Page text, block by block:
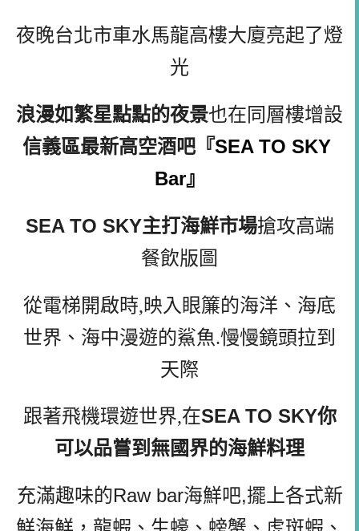
夜晚台北市車水馬龍高樓大廈亮起了燈
光
浪漫如繁星點點的夜景也在同層樓增設
信義區最新高空酒吧『SEA TO SKY
Bar』
SEA TO SKY主打海鮮市場搶攻高端
餐飲版圖
從電梯開啟時,映入眼簾的海洋、海底
世界、海中漫遊的鯊魚.慢慢鏡頭拉到
天際
跟著飛機環遊世界,在SEA TO SKY你
可以品嘗到無國界的海鮮料理
充滿趣味的Raw bar海鮮吧,擺上各式新